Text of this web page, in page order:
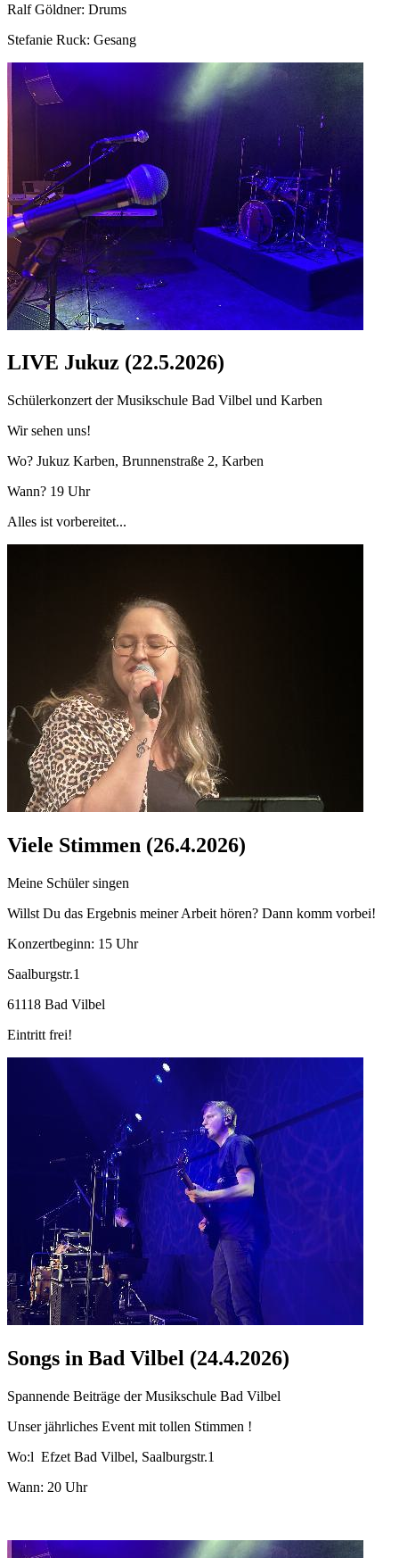
Ralf Göldner: Drums
Stefanie Ruck: Gesang
LIVE Jukuz (22.5.2026)
Schülerkonzert der Musikschule Bad Vilbel und Karben
Wir sehen uns!
Wo? Jukuz Karben, Brunnenstraße 2, Karben
Wann? 19 Uhr
Alles ist vorbereitet...
Viele Stimmen (26.4.2026)
Meine Schüler singen
Willst Du das Ergebnis meiner Arbeit hören? Dann komm vorbei!
Konzertbeginn: 15 Uhr
Saalburgstr.1
61118 Bad Vilbel
Eintritt frei!
Songs in Bad Vilbel (24.4.2026)
Spannende Beiträge der Musikschule Bad Vilbel
Unser jährliches Event mit tollen Stimmen !
Wo:l Efzet Bad Vilbel, Saalburgstr.1
Wann: 20 Uhr